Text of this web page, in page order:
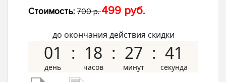
Стоимость: 700 р.499 руб.
до окончания действия скидки
01 18 27 40